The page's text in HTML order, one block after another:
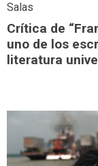
Salas
Crítica de
uno de los
literatura